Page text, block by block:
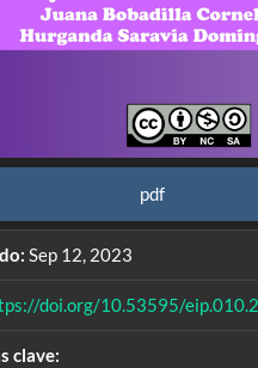
pdf
Sep 12, 2023
doi.org/10.53595/
clave: